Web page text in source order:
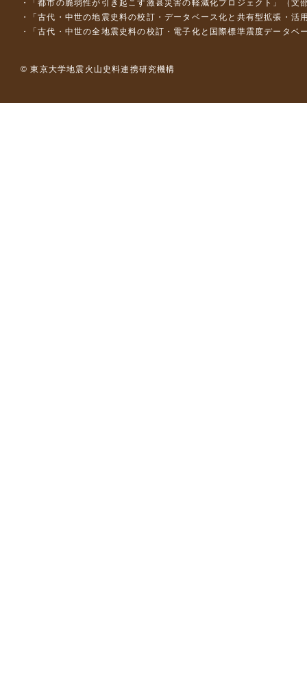
「都市の脆弱性が引き起こす激甚災害の軽減化プロジェクト」（
「古代・中世の地震史料の校訂・データベース化と共有型拡張・
「古代・中世の全地震史料の校訂・電子化と国際標準震度データ
© 東京大学地震火山史料連携研究機構